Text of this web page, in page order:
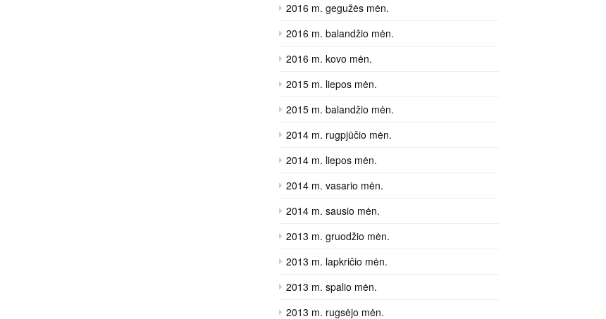
2016 m. gegužės mėn.
2016 m. balandžio mėn.
2016 m. kovo mėn.
2015 m. liepos mėn.
2015 m. balandžio mėn.
2014 m. rugpjūčio mėn.
2014 m. liepos mėn.
2014 m. vasario mėn.
2014 m. sausio mėn.
2013 m. gruodžio mėn.
2013 m. lapkričio mėn.
2013 m. spalio mėn.
2013 m. rugsėjo mėn.